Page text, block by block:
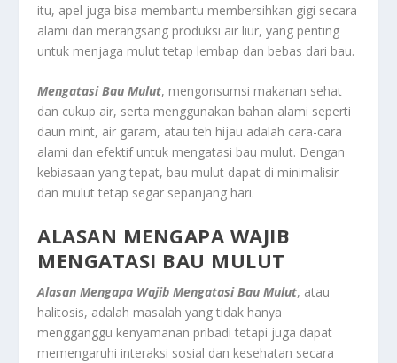
itu, apel juga bisa membantu membersihkan gigi secara
alami dan merangsang produksi air liur, yang penting
untuk menjaga mulut tetap lembap dan bebas dari bau.
Mengatasi Bau Mulut, mengonsumsi makanan sehat
dan cukup air, serta menggunakan bahan alami seperti
daun mint, air garam, atau teh hijau adalah cara-cara
alami dan efektif untuk mengatasi bau mulut. Dengan
kebiasaan yang tepat, bau mulut dapat di minimalisir
dan mulut tetap segar sepanjang hari.
ALASAN MENGAPA WAJIB
MENGATASI BAU MULUT
Alasan Mengapa Wajib Mengatasi Bau Mulut, atau
halitosis, adalah masalah yang tidak hanya
mengganggu kenyamanan pribadi tetapi juga dapat
memengaruhi interaksi sosial dan kesehatan secara